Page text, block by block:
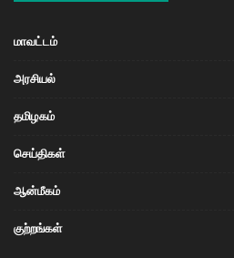
மாவட்டம்
அரசியல்
தமிழகம்
செய்திகள்
ஆன்மீகம்
குற்றங்கள்